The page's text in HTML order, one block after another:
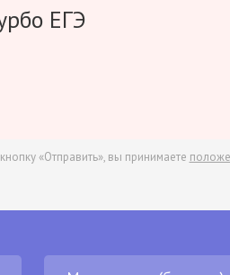
ЕГЭ
«Отправить», вы принимаете